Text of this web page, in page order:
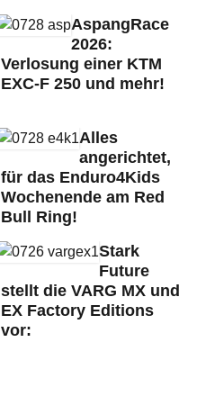
AspangRace
2026:
Verlosung einer KTM
EXC-F 250 und mehr!
Alles
angerichtet,
für das Enduro4Kids
Wochenende am Red
Bull Ring!
Stark
Future
stellt die VARG MX und
EX Factory Editions
vor: